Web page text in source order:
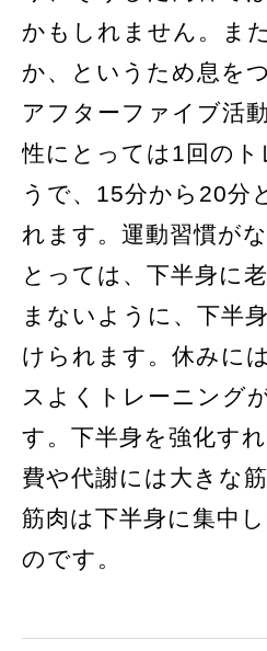
かもしれません。ま
か、というため息を
アフターファイブ活
性にとっては1回の
うで、15分から20分
れます。運動習慣が
とっては、下半身に
まないように、下半
けられます。休みに
スよくトレーニング
す。下半身を強化す
費や代謝には大きな
筋肉は下半身に集中
のです。